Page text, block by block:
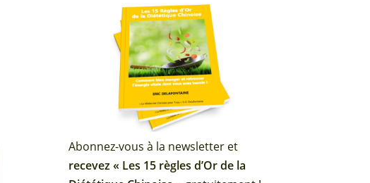
Abonnez-vous à la newsletter et
recevez « Les 15 règles d’Or de la